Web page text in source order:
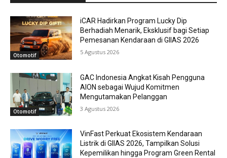
Otomotif
iCAR Hadirkan Program Lucky Dip
Berhadiah Menarik, Eksklusif bagi Setiap
Pemesanan Kendaraan di GIIAS 2026
5 Agustus 2026
Otomotif
GAC Indonesia Angkat Kisah Pengguna
AION sebagai Wujud Komitmen
Mengutamakan Pelanggan
3 Agustus 2026
VinFast Perkuat Ekosistem Kendaraan
Listrik di GIIAS 2026, Tampilkan Solusi
Kepemilikan hingga Program Green Rental